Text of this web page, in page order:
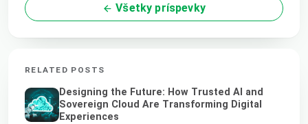
Všetky príspevky
RELATED POSTS
Designing the Future: How Trusted AI and
Sovereign Cloud Are Transforming Digital
Experiences